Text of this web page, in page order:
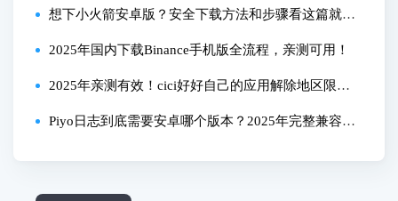
想下小火箭安卓版？安全下载方法和步骤看这篇就够
了？
2025年国内下载Binance手机版全流程，亲测可用！
2025年亲测有效！cici好好自己的应用解除地区限制
全流程教程
Piyo日志到底需要安卓哪个版本？2025年完整兼容性